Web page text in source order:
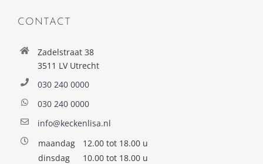
CONTACT
Zadelstraat 38
3511 LV Utrecht
030 240 0000
030 240 0000
info@keckenlisa.nl
maandag
12.00 tot 18.00 u
dinsdag
10.00 tot 18.00 u